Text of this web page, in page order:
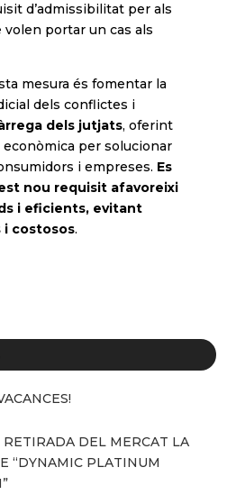
d’admissibilitat per als
portar un cas als
mesura és fomentar la
dels conflictes i
dels jutjats, oferint
econòmica per solucionar
i empreses. Es
nou requisit afavoreixi
i eficients, evitant
i costosos.
DEL MERCAT LA
“DYNAMIC PLATINUM